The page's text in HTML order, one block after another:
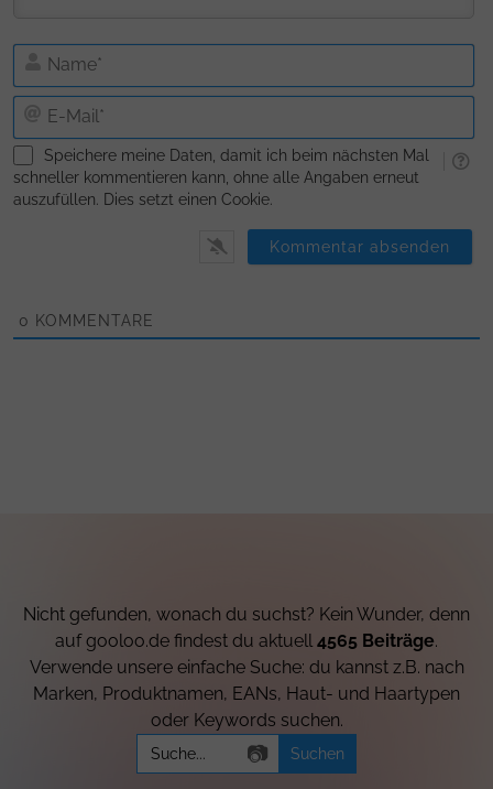
E-
Speichere meine Daten, damit ich beim nächsten Mal
schneller kommentieren kann, ohne alle Angaben erneut
auszufüllen. Dies setzt einen Cookie.
0 KOMMENTARE
Nicht gefunden, wonach du suchst? Kein Wunder, denn
auf gooloo.de findest du aktuell 4565 Beiträge.
Verwende unsere einfache Suche: du kannst z.B. nach
Marken, Produktnamen, EANs, Haut- und Haartypen
oder Keywords suchen.
Search
for:
📷